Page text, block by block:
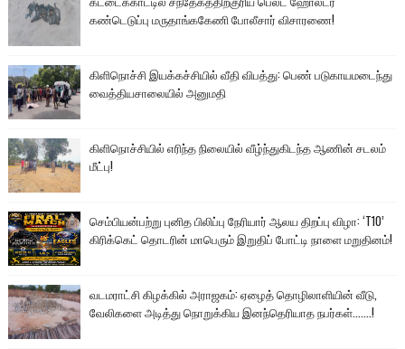
கண்டெடுப்பு மருதாங்ககேணி போலீசார் விசாரணை!
கிளிநொச்சி இயக்கச்சியில் வீதி விபத்து: பெண் படுகாயமடைந்து
வைத்தியசாலையில் அனுமதி
கிளிநொச்சியில் எரிந்த நிலையில் வீழ்ந்துகிடந்த ஆணின் சடலம்
மீட்பு!
செம்பியன்பற்று புனித பிலிப்பு நேரியார் ஆலய திறப்பு விழா: ‘T10’
கிரிக்கெட் தொடரின் மாபெரும் இறுதிப் போட்டி நாளை மறுதினம்!
வடமராட்சி கிழக்கில் அராஜகம்: ஏழைத் தொழிலாளியின் வீடு,
வேலிகளை அடித்து நொறுக்கிய இனந்தெரியாத நபர்கள்.......!